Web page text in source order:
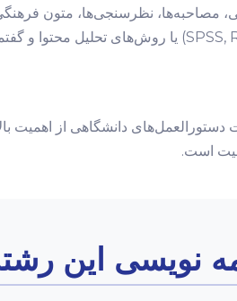
نظرسنجی‌ها، متون
دانشگاهی از اهمیت
است.
نویسی این